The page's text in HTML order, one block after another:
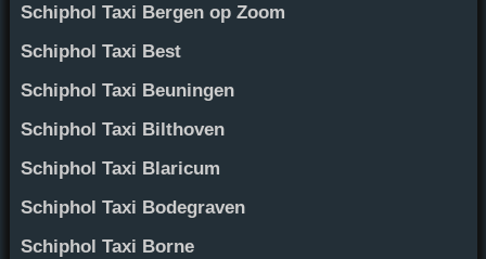
Schiphol Taxi Bergen op Zoom
Schiphol Taxi Best
Schiphol Taxi Beuningen
Schiphol Taxi Bilthoven
Schiphol Taxi Blaricum
Schiphol Taxi Bodegraven
Schiphol Taxi Borne